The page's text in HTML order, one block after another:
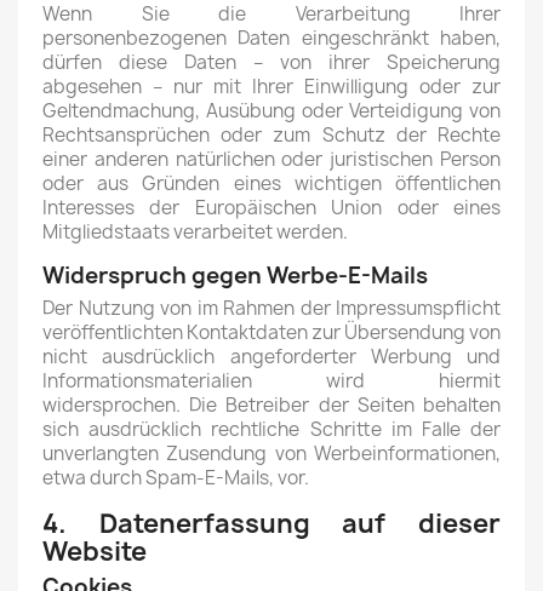
Wenn Sie die Verarbeitung Ihrer
personenbezogenen Daten eingeschränkt haben,
dürfen diese Daten – von ihrer Speicherung
abgesehen – nur mit Ihrer Einwilligung oder zur
Geltendmachung, Ausübung oder Verteidigung von
Rechtsansprüchen oder zum Schutz der Rechte
einer anderen natürlichen oder juristischen Person
oder aus Gründen eines wichtigen öffentlichen
Interesses der Europäischen Union oder eines
Mitgliedstaats verarbeitet werden.
Widerspruch gegen Werbe-E-Mails
Der Nutzung von im Rahmen der Impressumspflicht
veröffentlichten Kontaktdaten zur Übersendung von
nicht ausdrücklich angeforderter Werbung und
Informationsmaterialien wird hiermit
widersprochen. Die Betreiber der Seiten behalten
sich ausdrücklich rechtliche Schritte im Falle der
unverlangten Zusendung von Werbeinformationen,
etwa durch Spam-E-Mails, vor.
4. Datenerfassung auf dieser
Website